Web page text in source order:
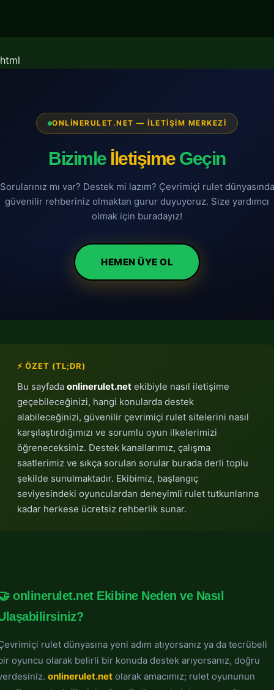
ONLINERULET.NET — İLETIŞIM MERKEZI
Bizimle İletişimeGeçin
Sorularınız mı var? Destek mi lazım? Çevrimiçi rulet dünyasında
güvenilir rehberiniz olmaktan gurur duyuyoruz. Size yardımcı
olmak için buradayız!
HEMEN ÜYE OL
⚡ ÖZET (TL;DR)
Bu sayfada onlinerulet.net ekibiyle nasıl iletişime
geçebileceğinizi, hangi konularda destek
alabileceğinizi, güvenilir çevrimiçi rulet sitelerini nasıl
karşılaştırdığımızı ve sorumlu oyun ilkelerimizi
öğreneceksiniz. Destek kanallarımız, çalışma
saatlerimiz ve sıkça sorulan sorular burada derli toplu
şekilde sunulmaktadır. Ekibimiz, başlangıç
seviyesindeki oyunculardan deneyimli rulet tutkunlarına
kadar herkese ücretsiz rehberlik sunar.
onlinerulet.net Ekibine Neden ve Nasıl
rulet dünyasına yeni adım atıyorsanız ya da tecrübeli
oyuncu olarak belirli bir konuda destek arıyorsanız, doğru
onlinerulet.net olarak amacımız; rulet oyununun